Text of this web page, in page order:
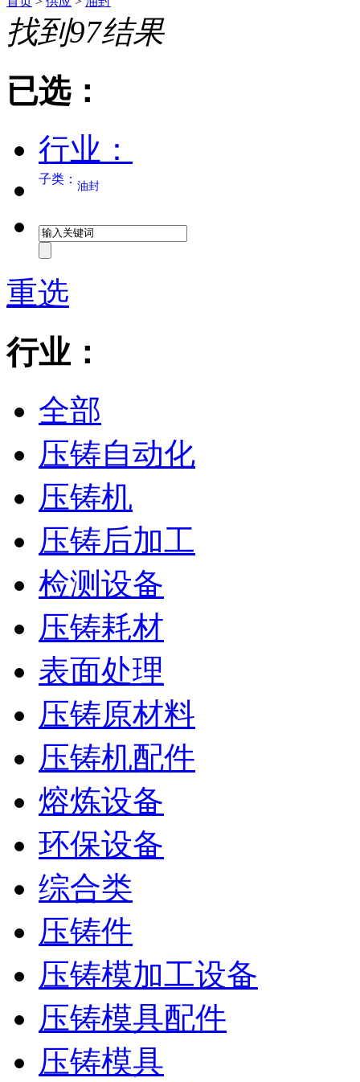
找到97结果
已选：
行业：
子类： 油封
重选
行业：
全部
压铸自动化
压铸机
压铸后加工
检测设备
压铸耗材
表面处理
压铸原材料
压铸机配件
熔炼设备
环保设备
综合类
压铸件
压铸模加工设备
压铸模具配件
压铸模具